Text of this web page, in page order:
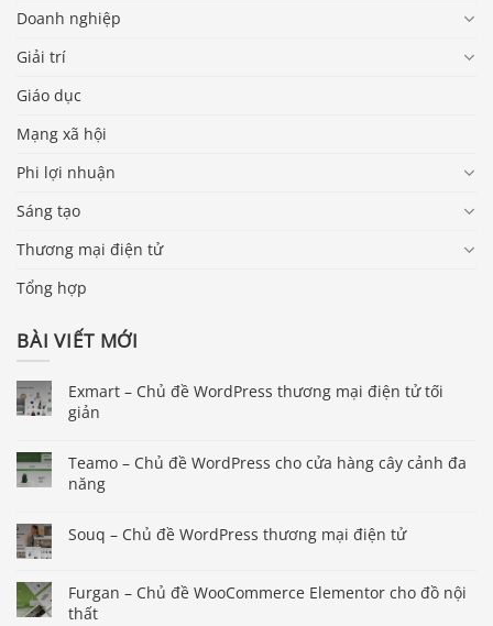
Doanh nghiệp
Giải trí
Giáo dục
Mạng xã hội
Phi lợi nhuận
Sáng tạo
Thương mại điện tử
Tổng hợp
BÀI VIẾT MỚI
Exmart – Chủ đề WordPress thương mại điện tử tối
giản
Teamo – Chủ đề WordPress cho cửa hàng cây cảnh đa
năng
Souq – Chủ đề WordPress thương mại điện tử
Furgan – Chủ đề WooCommerce Elementor cho đồ nội
thất